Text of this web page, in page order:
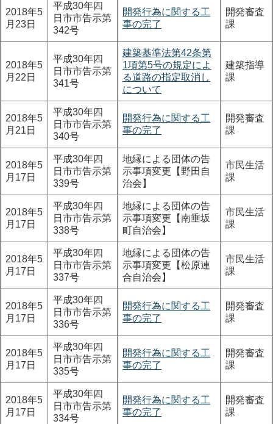
2018年5
月23日
平成30年四
日市市告示第
342号
開発行為に関する工
事の完了
開発審査
課
2018年5
月22日
平成30年四
日市市告示第
341号
建築基準法第42条第
1項第5号の規定によ
る道路の指定取消し
について
建築指導
課
2018年5
月21日
平成30年四
日市市告示第
340号
開発行為に関する工
事の完了
開発審査
課
2018年5
月17日
平成30年四
日市市告示第
339号
地縁による団体の告
示事項変更【野田自
治会】
市民生活
課
2018年5
月17日
平成30年四
日市市告示第
338号
地縁による団体の告
示事項変更【南垂坂
町自治会】
市民生活
課
2018年5
月17日
平成30年四
日市市告示第
337号
地縁による団体の告
示事項変更【松原連
合自治会】
市民生活
課
2018年5
月17日
平成30年四
日市市告示第
336号
開発行為に関する工
事の完了
開発審査
課
2018年5
月17日
平成30年四
日市市告示第
335号
開発行為に関する工
事の完了
開発審査
課
2018年5
月17日
平成30年四
日市市告示第
334号
開発行為に関する工
事の完了
開発審査
課